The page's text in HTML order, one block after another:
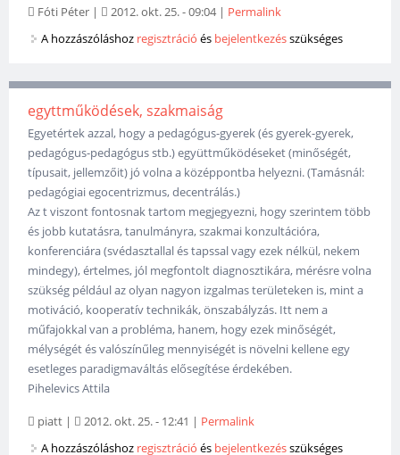
Fóti Péter | 2012. okt. 25. - 09:04| Permalink
A hozzászóláshoz regisztráció és bejelentkezésszükséges
egyttműködések, szakmaiság
Egyetértek azzal, hogy a pedagógus-gyerek (és gyerek-gyerek,
pedagógus-pedagógus stb.) együttműködéseket (minőségét,
típusait, jellemzőit) jó volna a középpontba helyezni. (Tamásnál:
pedagógiai egocentrizmus, decentrálás.)
Az t viszont fontosnak tartom megjegyezni, hogy szerintem több
és jobb kutatásra, tanulmányra, szakmai konzultációra,
konferenciára (svédasztallal és tapssal vagy ezek nélkül, nekem
mindegy), értelmes, jól megfontolt diagnosztikára, mérésre volna
szükség például az olyan nagyon izgalmas területeken is, mint a
motiváció, kooperatív technikák, önszabályzás. Itt nem a
műfajokkal van a probléma, hanem, hogy ezek minőségét,
mélységét és valószínűleg mennyiségét is növelni kellene egy
esetleges paradigmaváltás elősegítése érdekében.
Pihelevics Attila
piatt | 2012. okt. 25. - 12:41 | Permalink
A hozzászóláshoz regisztráció és bejelentkezésszükséges